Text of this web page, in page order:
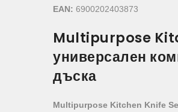
EAN: 6900202403873
Multipurpose
универсален
дъска
Multipurpose Kitchen Knife